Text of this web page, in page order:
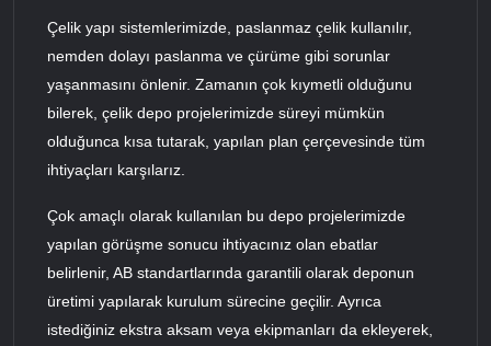
Çelik yapı sistemlerimizde, paslanmaz çelik kullanılır,
nemden dolayı paslanma ve çürüme gibi sorunlar
yaşanmasını önlenir. Zamanın çok kıymetli olduğunu
bilerek, çelik depo projelerimizde süreyi mümkün
olduğunca kısa tutarak, yapılan plan çerçevesinde tüm
ihtiyaçları karşılarız.
Çok amaçlı olarak kullanılan bu depo projelerimizde
yapılan görüşme sonucu ihtiyacınız olan ebatlar
belirlenir, AB standartlarında garantili olarak deponun
üretimi yapılarak kurulum sürecine geçilir. Ayrıca
istediğiniz ekstra aksam veya ekipmanları da ekleyerek,